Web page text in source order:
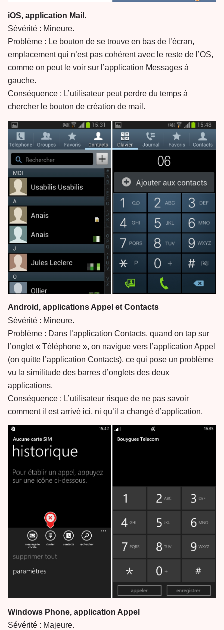
iOS, application Mail.
Sévérité : Mineure.
Problème : Le bouton de se trouve en bas de l’écran,
emplacement qui n’est pas cohérent avec le reste de l’OS,
comme on peut le voir sur l’application Messages à
gauche.
Conséquence : L’utilisateur peut perdre du temps à
chercher le bouton de création de mail.
Android, applications Appel et Contacts
Sévérité : Mineure.
Problème : Dans l’application Contacts, quand on tap sur
l’onglet « Téléphone », on navigue vers l’application Appel
(on quitte l’application Contacts), ce qui pose un problème
vu la similitude des barres d’onglets des deux
applications.
Conséquence : L’utilisateur risque de ne pas savoir
comment il est arrivé ici, ni qu’il a changé d’application.
Windows Phone, application Appel
Sévérité : Majeure.